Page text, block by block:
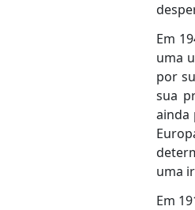
Em
uma
por
sua
ainda
uma
Em